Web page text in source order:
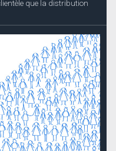
que la distribution